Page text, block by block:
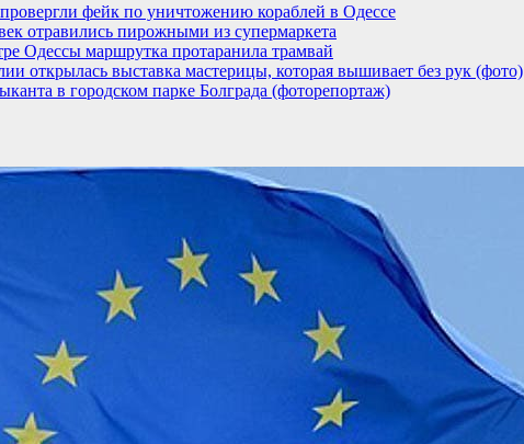
фейк по уничтожению кораблей в Одессе
отравились пирожными из супермаркета
Одессы маршрутка протаранила трамвай
открылась выставка мастерицы, которая вышивает без рук (фото)
в городском парке Болграда (фоторепортаж)